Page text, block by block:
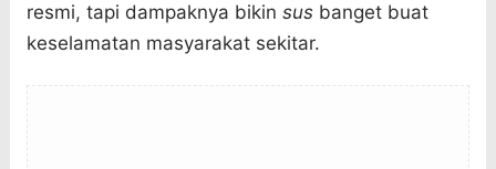
resmi, tapi dampaknya bikin susbanget buat
keselamatan masyarakat sekitar.